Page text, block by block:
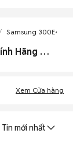
Samsung 300E4Z
Mua Bán Laptop Samsung 300e4z Cũ Chính Hãng Giá Rẻ Hàng Xịn
Xem Cửa hàng
Tin mới nhất